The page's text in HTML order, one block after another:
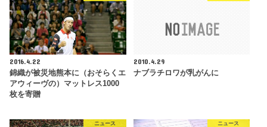
2016.4.22
錦織が被災地熊本に（おそらくエ
アウィーヴの）マットレス1000
枚を寄贈
2010.4.29
ナブラチロワが乳がんに
ニュース ニュース